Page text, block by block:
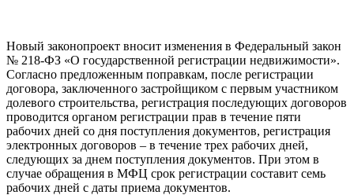
Новый законопроект вносит изменения в Федеральный закон
№ 218-ФЗ «О государственной регистрации недвижимости».
Согласно предложенным поправкам, после регистрации
договора, заключенного застройщиком с первым участником
долевого строительства, регистрация последующих договоров
проводится органом регистрации прав в течение пяти
рабочих дней со дня поступления документов, регистрация
электронных договоров – в течение трех рабочих дней,
следующих за днем поступления документов. При этом в
случае обращения в МФЦ срок регистрации составит семь
рабочих дней с даты приема документов.